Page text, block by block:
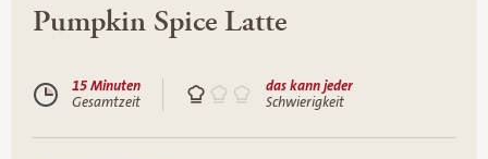
Pumpkin Spice Latte
15 Minuten
Gesamtzeit
das kann jeder
Schwierigkeit